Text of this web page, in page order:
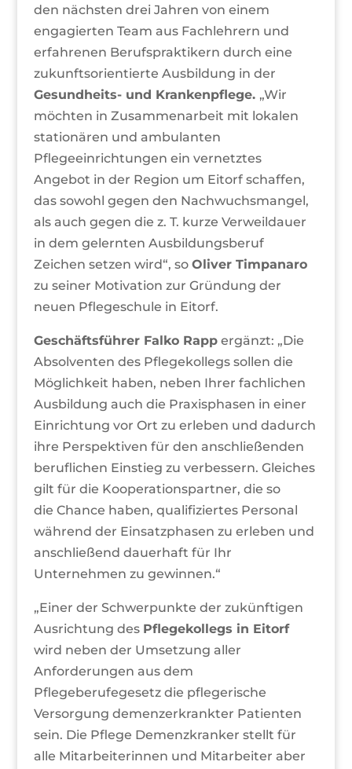
den nächsten drei Jahren von einem
engagierten Team aus Fachlehrern und
erfahrenen Berufspraktikern durch eine
zukunftsorientierte Ausbildung in der
Gesundheits- und Krankenpflege. „Wir
möchten in Zusammenarbeit mit lokalen
stationären und ambulanten
Pflegeeinrichtungen ein vernetztes
Angebot in der Region um Eitorf schaffen,
das sowohl gegen den Nachwuchsmangel,
als auch gegen die z. T. kurze Verweildauer
in dem gelernten Ausbildungsberuf
Zeichen setzen wird“, so Oliver Timpanaro
zu seiner Motivation zur Gründung der
neuen Pflegeschule in Eitorf.
Geschäftsführer Falko Rappergänzt: „Die
Absolventen des Pflegekollegs sollen die
Möglichkeit haben, neben Ihrer fachlichen
Ausbildung auch die Praxisphasen in einer
Einrichtung vor Ort zu erleben und dadurch
ihre Perspektiven für den anschließenden
beruflichen Einstieg zu verbessern. Gleiches
gilt für die Kooperationspartner, die so
die Chance haben, qualifiziertes Personal
während der Einsatzphasen zu erleben und
anschließend dauerhaft für Ihr
Unternehmen zu gewinnen.“
„Einer der Schwerpunkte der zukünftigen
Ausrichtung des Pflegekollegs in Eitorf
wird neben der Umsetzung aller
Anforderungen aus dem
Pflegeberufegesetz die pflegerische
Versorgung demenzerkrankter Patienten
sein. Die Pflege Demenzkranker stellt für
alle Mitarbeiterinnen und Mitarbeiter aber